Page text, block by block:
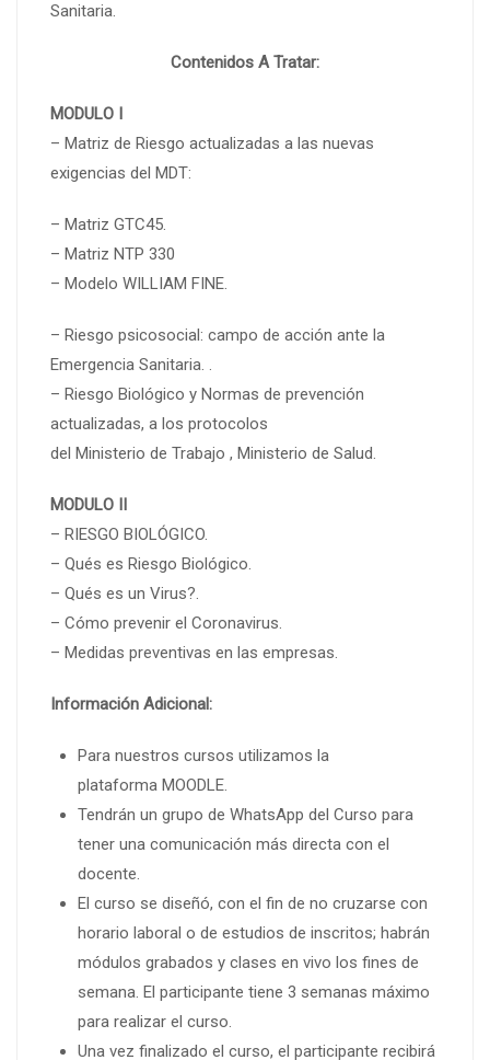
Sanitaria.
Contenidos A Tratar:
MODULO I
– Matriz de Riesgo actualizadas a las nuevas
exigencias del MDT:
– Matriz GTC45.
– Matriz NTP 330
– Modelo WILLIAM FINE.
– Riesgo psicosocial: campo de acción ante la
Emergencia Sanitaria. .
– Riesgo Biológico y Normas de prevención
actualizadas, a los protocolos
del Ministerio de Trabajo , Ministerio de Salud.
MODULO II
– RIESGO BIOLÓGICO.
– Qués es Riesgo Biológico.
– Qués es un Virus?.
– Cómo prevenir el Coronavirus.
– Medidas preventivas en las empresas.
Información Adicional:
Para nuestros cursos utilizamos la
plataforma MOODLE.
Tendrán un grupo de WhatsApp del Curso para
tener una comunicación más directa con el
docente.
El curso se diseñó, con el fin de no cruzarse con
horario laboral o de estudios de inscritos; habrán
módulos grabados y clases en vivo los fines de
semana. El participante tiene 3 semanas máximo
para realizar el curso.
Una vez finalizado el curso, el participante recibirá